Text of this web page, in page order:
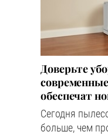
Доверьте
обеспечат
Сегодня
больше, чем